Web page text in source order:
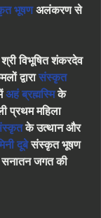
भूषण अलंकरण से
श्री विभूषित शंकरदेव
द्वारा संस्कृत
अहं ब्रह्मस्मि के
प्रथम महिला
के उत्थान और
दूबे संस्कृत भूषण
सनातन जगत की